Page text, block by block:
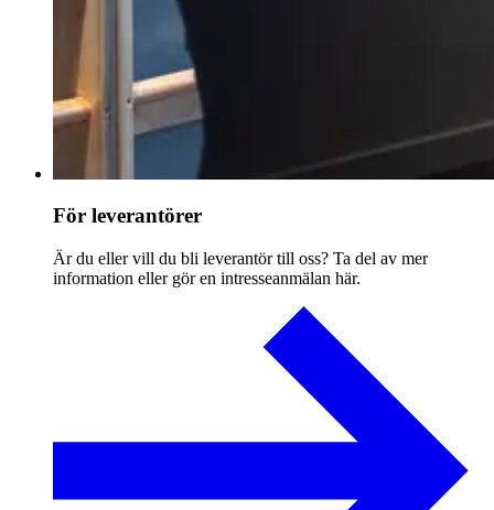
För leverantörer
Är du eller vill du bli leverantör till oss? Ta del av mer
information eller gör en intresseanmälan här.​